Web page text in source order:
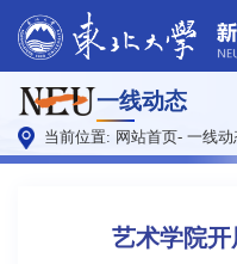
一线动态
当前位置: 网站首页- 一线动
艺术学院